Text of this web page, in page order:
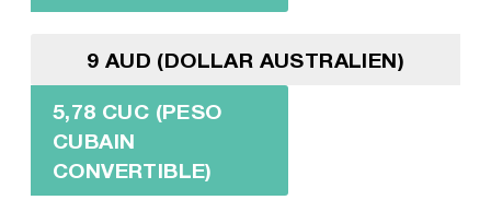
9 AUD (DOLLAR AUSTRALIEN)
5,78 CUC (PESO
CUBAIN
CONVERTIBLE)